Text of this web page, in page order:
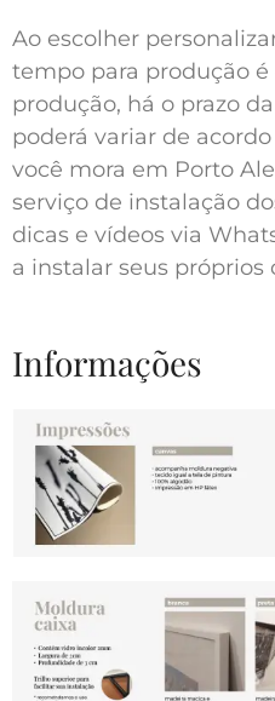
Ao escolher
tempo para produção é
produção, há o prazo
poderá variar de
você mora em Porto
serviço de instalação
dicas e vídeos via
a instalar seus próprios
Informações